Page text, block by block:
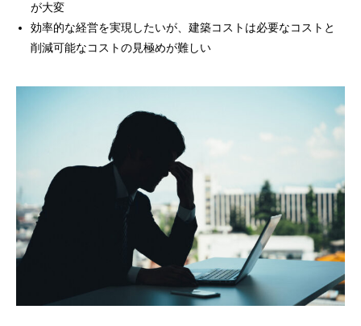
が大変
効率的な経営を実現したいが、建築コストは必要なコストと
削減可能なコストの見極めが難しい